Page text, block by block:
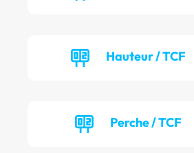
Hauteur / TCF
Perche / TCF